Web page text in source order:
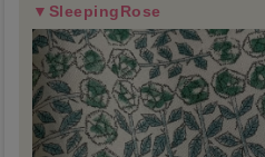
▼SleepingRose